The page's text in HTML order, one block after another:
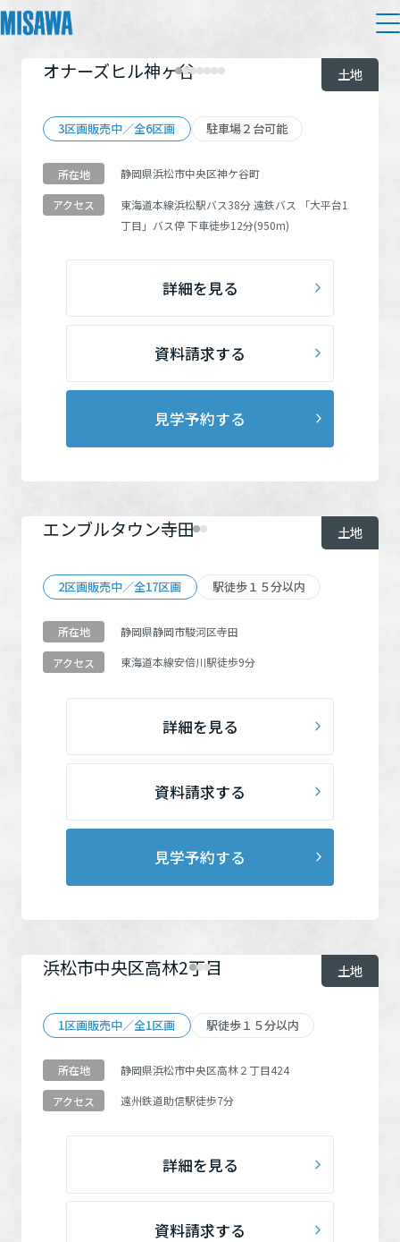
住まい
建てる [注文住宅]
商品ラインアップ
建築事例・建築実例
デザイナーズギャラリー
インテリア
買う
中古住宅検索
スムストック検索
分譲マンション検索
これから住まいをご検討の方
多彩な動画やこだわりが詰まった建築実例、注目の最新情報など、
土地活用
個人のお客さま
店舗・各種施設
企業不動産活用（CRE）戦略
営に役立つ多彩な情報を幅広くお届けします。
ホームラウンジ 土地活用・賃貸経営
リフォーム
リフォームメニュー
事業用
ホテル・旅館リフォーム
リフォーム営業所
これからリフォームをご検討の方
実例動画や基礎知識、収納の工夫など、理想の住まいを叶えるリフ
ォームの具体策とアイデアを豊富にご用意しています。
ホームラウンジ リフォーム
まちづくり
複合開発・投資開発
再開発・官民連携事業
分譲マンション開発事業
建築再生事業
事業用売買
事業用地・事業用建物
すべてのフィールドに新しい価値をデザインし、持続可能な未来志
ミサワゼネラルソリューション
オーナーサポート
住まいるりんぐ（ロングサポート）
アフターメンテナンス
お客様センター
ミサワホームオーナーさま・リフォーム工事ご契約者さまとミサワ
テンツや、ミサワホームからの大切なお知らせなど配信していま
ミサワオーナーズクラブ
業・IR情報
MISAWAについて
ミサワホームグループ
SDGs
環境活動
採用情報
障がい者採用
海外事業
イベント情報
土地
オナーズヒル神ヶ谷
3区画販売中／全6区画 駐車場２台可能
所在地 静岡県浜松市中央区神ケ谷町
アクセス 東海道本線浜松駅バス38分 遠鉄バス
「大平台1
丁目」 バス停 下車徒歩12分(950m)
詳細を見る
資料請求する
見学予約する
土地
エンブルタウン寺田
2区画販売中／全17区画 駅徒歩１５分以内
所在地 静岡県静岡市駿河区寺田
アクセス 東海道本線安倍川駅徒歩9分
詳細を見る
資料請求する
見学予約する
土地
浜松市中央区高林2丁目
1区画販売中／全1区画 駅徒歩１５分以内
所在地 静岡県浜松市中央区高林２丁目424
アクセス 遠州鉄道助信駅徒歩7分
詳細を見る
資料請求する
検索条件を追加する
物件の種類
建売
（20）
（24）
こだわり条件
10戸以上の分譲地
（11）
蔵のある家
（7）
高天井
（0）
検索する
全国エリアに戻る